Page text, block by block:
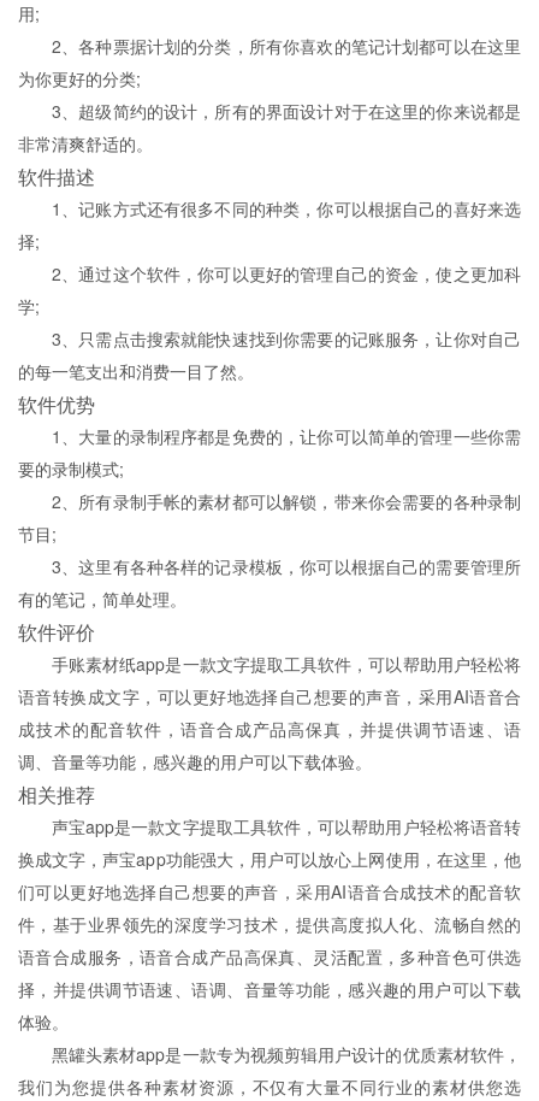
用;
2、各种票据计划的分类，所有你喜欢的笔记计划都可以在这里
为你更好的分类;
3、超级简约的设计，所有的界面设计对于在这里的你来说都是
非常清爽舒适的。
软件描述
1、记账方式还有很多不同的种类，你可以根据自己的喜好来选
择;
2、通过这个软件，你可以更好的管理自己的资金，使之更加科
学;
3、只需点击搜索就能快速找到你需要的记账服务，让你对自己
的每一笔支出和消费一目了然。
软件优势
1、大量的录制程序都是免费的，让你可以简单的管理一些你需
要的录制模式;
2、所有录制手帐的素材都可以解锁，带来你会需要的各种录制
节目;
3、这里有各种各样的记录模板，你可以根据自己的需要管理所
有的笔记，简单处理。
软件评价
手账素材纸app是一款文字提取工具软件，可以帮助用户轻松将
语音转换成文字，可以更好地选择自己想要的声音，采用AI语音合
成技术的配音软件，语音合成产品高保真，并提供调节语速、语
调、音量等功能，感兴趣的用户可以下载体验。
相关推荐
声宝app是一款文字提取工具软件，可以帮助用户轻松将语音转
换成文字，声宝app功能强大，用户可以放心上网使用，在这里，他
们可以更好地选择自己想要的声音，采用AI语音合成技术的配音软
件，基于业界领先的深度学习技术，提供高度拟人化、流畅自然的
语音合成服务，语音合成产品高保真、灵活配置，多种音色可供选
择，并提供调节语速、语调、音量等功能，感兴趣的用户可以下载
体验。
黑罐头素材app是一款专为视频剪辑用户设计的优质素材软件，
我们为您提供各种素材资源，不仅有大量不同行业的素材供您选